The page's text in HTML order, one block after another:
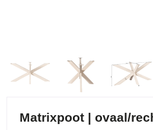
Matrixpoot | ovaal/